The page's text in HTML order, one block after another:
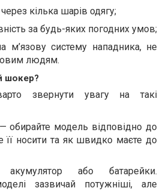
кілька шарів одягу;
за будь-яких погодних умов;
м’язову систему нападника, не
людям.
шокер?
звернути увагу на такі
обирайте модель відповідно до
її носити та як швидко маєте до
або батарейки.
зазвичай потужніші, але